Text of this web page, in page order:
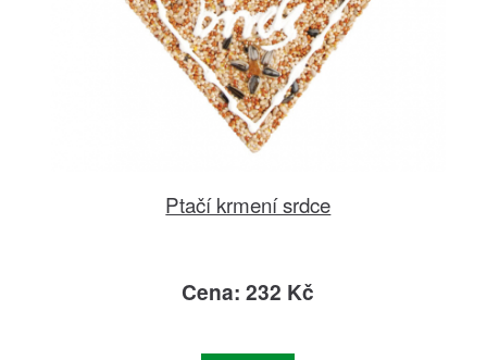
Ptačí krmení srdce
Cena: 232 Kč